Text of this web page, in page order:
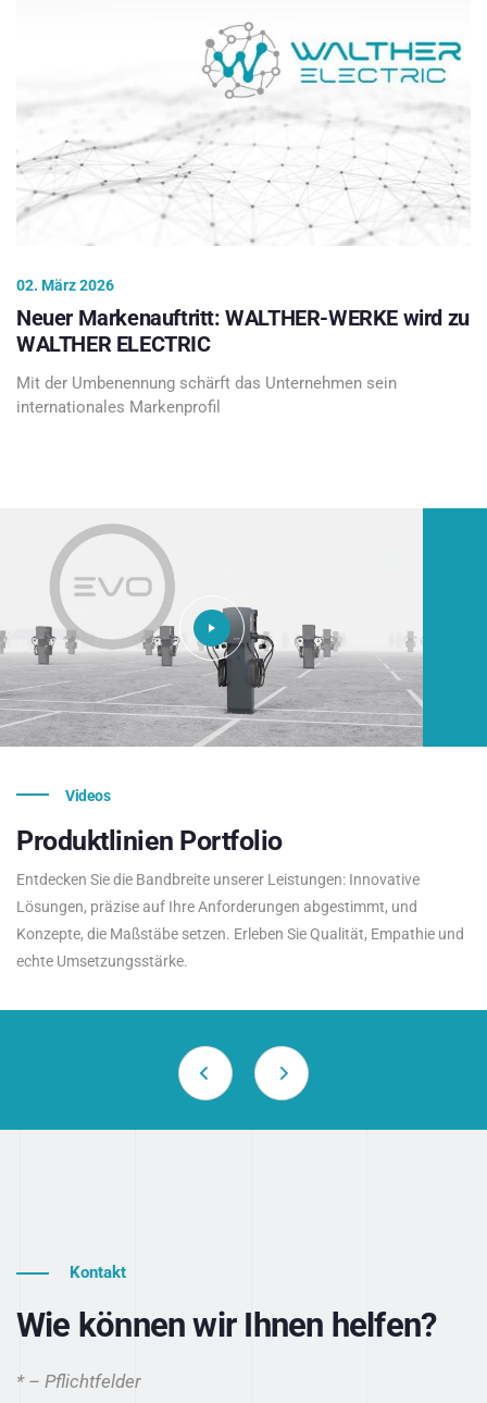
02. März 2026
Neuer Markenauftritt: WALTHER-WERKE wird zu
WALTHER ELECTRIC
Mit der Umbenennung schärft das Unternehmen sein
internationales Markenprofil
Videos
Produktlinien Portfolio
Entdecken Sie die Bandbreite unserer Leistungen: Innovative
Lösungen, präzise auf Ihre Anforderungen abgestimmt, und
Konzepte, die Maßstäbe setzen. Erleben Sie Qualität, Empathie und
echte Umsetzungsstärke.
Kontakt
Wie können wir Ihnen helfen?
* – Pflichtfelder